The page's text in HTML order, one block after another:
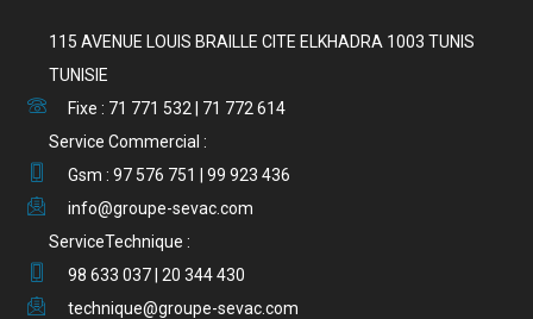
115 AVENUE LOUIS BRAILLE CITE ELKHADRA 1003 TUNIS
TUNISIE
Fixe : 71 771 532 | 71 772 614
Service Commercial :
Gsm : 97 576 751 | 99 923 436
info@groupe-sevac.com
ServiceTechnique :
98 633 037 | 20 344 430
technique@groupe-sevac.com